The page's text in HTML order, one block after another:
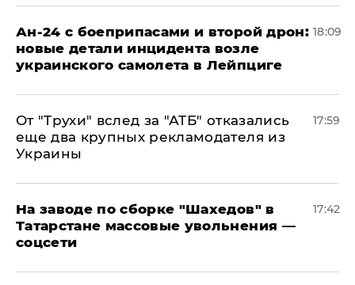
Ан-24 с боеприпасами и второй дрон:
новые детали инцидента возле
украинского самолета в Лейпциге
18:09
От "Трухи" вслед за "АТБ" отказались
еще два крупных рекламодателя из
Украины
17:59
На заводе по сборке "Шахедов" в
Татарстане массовые увольнения —
соцсети
17:42